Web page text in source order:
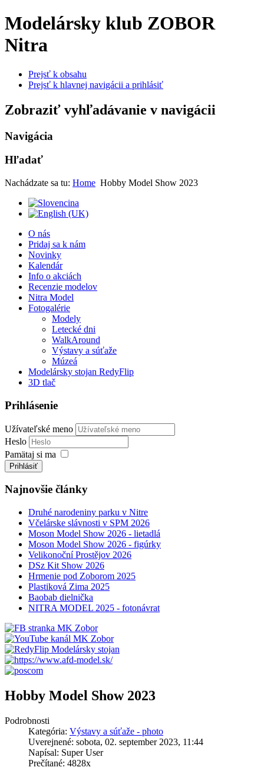
Modelársky klub ZOBOR
Nitra
Prejsť k obsahu
Prejsť k hlavnej navigácii a prihlásiť
Zobraziť vyhľadávanie v navigácii
Navigácia
Hľadať
Nachádzate sa tu: Home Hobby Model Show 2023
O nás
Pridaj sa k nám
Novinky
Kalendár
Info o akciách
Recenzie modelov
Nitra Model
Fotogalérie
Modely
Letecké dni
WalkAround
Výstavy a súťaže
Múzeá
Modelársky stojan RedyFlip
3D tlač
Prihlásenie
Užívateľské meno
Heslo
Pamätaj si ma
Prihlásiť
Najnovšie články
Druhé narodeniny parku v Nitre
Včelárske slávnosti v SPM 2026
Moson Model Show 2026 - lietadlá
Moson Model Show 2026 - figúrky
Velikonoční Prostějov 2026
DSz Kit Show 2026
Hrmenie pod Zoborom 2025
Plastiková Zima 2025
Baobab dielnička
NITRA MODEL 2025 - fotonávrat
Hobby Model Show 2023
Podrobnosti
Kategória: Výstavy a súťaže - photo
Uverejnené: sobota, 02. september 2023, 11:44
Napísal: Super User
Prečítané: 4828x